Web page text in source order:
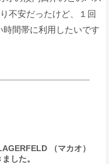
不安だったけど、１回
間帯に利用したいです
（マカオ）
した。